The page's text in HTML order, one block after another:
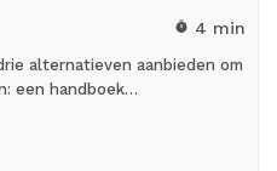
timer 4 min
alternatieven aanbieden om
een handboek…